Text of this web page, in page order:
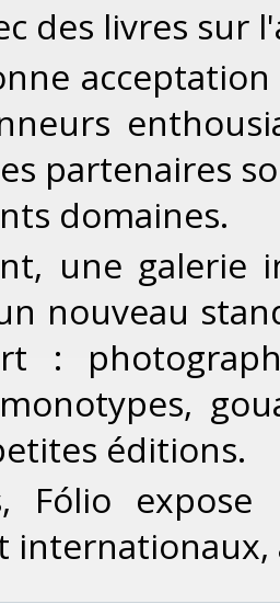
des livres sur
partenaires
domaines.
une galerie
nouveau
:
éditions.
Fólio